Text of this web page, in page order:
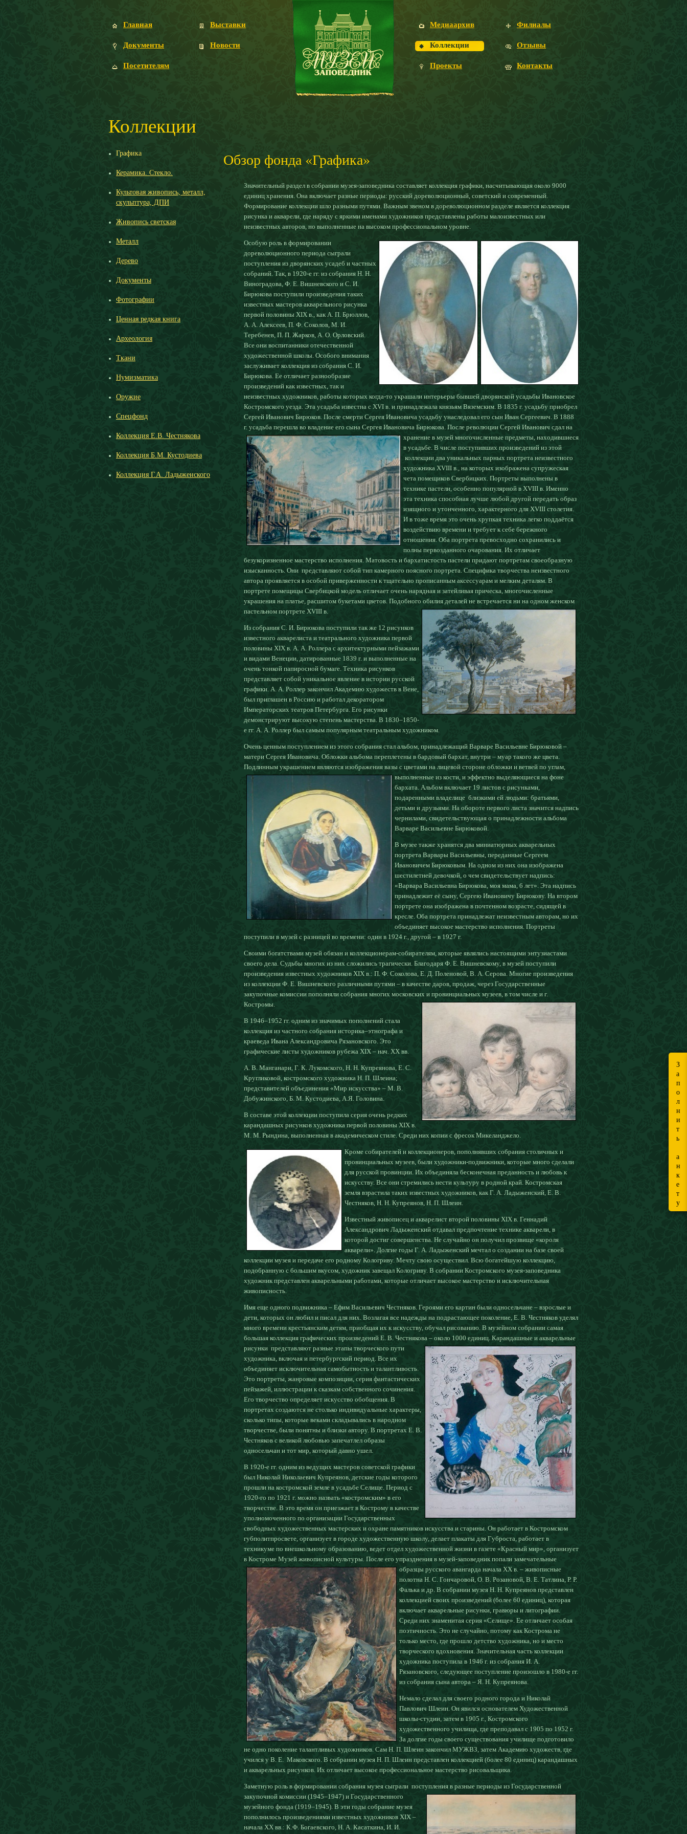
З
а
п
о
л
н
и
т
ь
а
н
к
е
т
у
Главная
Документы
Посетителям
Выставки
Новости
Медиаархив
Коллекции
Проекты
Филиалы
Отзывы
Контакты
Коллекции
Графика
Керамика. Стекло.
Культовая живопись, металл,
скульптура, ДПИ
Живопись светская
Металл
Дерево
Документы
Фотографии
Ценная редкая книга
Археология
Ткани
Нумизматика
Оружие
Спецфонд
Коллекция Е.В. Честнякова
Коллекция Б.М. Кустодиева
Коллекция Г.А. Ладыженского
Обзор фонда «Графика»
Значительный раздел в собрании музея-заповедника составляет коллекция графики, насчитывающая около 9000
единиц хранения. Она включает разные периоды: русский дореволюционный, советский и современный.
Формирование коллекции шло разными путями. Важным звеном в дореволюционном разделе является коллекция
рисунка и акварели, где наряду с яркими именами художников представлены работы малоизвестных или
неизвестных авторов, но выполненные на высоком профессиональном уровне.
Особую роль в формировании
дореволюционного периода сыграли
поступления из дворянских усадеб и частных
собраний. Так, в 1920-е гг. из собрания Н. Н.
Виноградова, Ф. Е. Вишневского и С. И.
Бирюкова поступили произведения таких
известных мастеров акварельного рисунка
первой половины XIX в., как А. П. Брюллов,
А. А. Алексеев, П. Ф. Соколов, М. И.
Теребенев, П. П. Жарков, А. О. Орловский.
Все они воспитанники отечественной
художественной школы. Особого внимания
заслуживает коллекция из собрания С. И.
Бирюкова. Ее отличает разнообразие
произведений как известных, так и
неизвестных художников, работы которых когда-то украшали интерьеры бывшей дворянской усадьбы Ивановское
Костромского уезда. Эта усадьба известна с XVI в. и принадлежала князьям Вяземским. В 1835 г. усадьбу приобрел
Сергей Иванович Бирюков. После смерти Сергея Ивановича усадьбу унаследовал его сын Иван Сергеевич. В 1888
г. усадьба перешла во владение его сына Сергея Ивановича Бирюкова. После революции Сергей Иванович сдал на
хранение в музей многочисленные предметы, находившиеся
в усадьбе. В числе поступивших произведений из этой
коллекции два уникальных парных портрета неизвестного
художника XVIII в., на которых изображена супружеская
чета помещиков Свербицких. Портреты выполнены в
технике пастели, особенно популярной в XVIII в. Именно
эта техника способная лучше любой другой передать образ
изящного и утонченного, характерного для XVIII столетия.
И в тоже время это очень хрупкая техника легко поддаётся
воздействию времени и требует к себе бережного
отношения. Оба портрета превосходно сохранились и
полны первозданного очарования. Их отличает
безукоризненное мастерство исполнения. Матовость и бархатистость пастели придают портретам своеобразную
изысканность. Они представляют собой тип камерного поясного портрета. Специфика творчества неизвестного
автора проявляется в особой приверженности к тщательно прописанным аксессуарам и мелким деталям. В
портрете помещицы Свербицкой модель отличает очень нарядная и затейливая прическа, многочисленные
украшения на платье, расшитом букетами цветов. Подобного обилия деталей не встречается ни на одном женском
пастельном портрете XVIII в.
Из собрания С. И. Бирюкова поступили так же 12 рисунков
известного акварелиста и театрального художника первой
половины XIX в. А. А. Роллера с архитектурными пейзажами
и видами Венеции, датированные 1839 г. и выполненные на
очень тонкой папиросной бумаге. Техника рисунков
представляет собой уникальное явление в истории русской
графики. А. А. Роллер закончил Академию художеств в Вене,
был приглашен в Россию и работал декоратором
Императорских театров Петербурга. Его рисунки
демонстрируют высокую степень мастерства. В 1830–1850-
е гг. А. А. Роллер был самым популярным театральным художником.
Очень ценным поступлением из этого собрания стал альбом, принадлежащий Варваре Васильевне Бирюковой –
матери Сергея Ивановича. Обложки альбома переплетены в бардовый бархат, внутри – муар такого же цвета.
Подлинным украшением являются изображения вазы с цветами на лицевой стороне обложки и ветвей по углам,
выполненные из кости, и эффектно выделяющиеся на фоне
бархата. Альбом включает 19 листов с рисунками,
подаренными владелице близкими ей людьми: братьями,
детьми и друзьями. На обороте первого листа значится надпись
чернилами, свидетельствующая о принадлежности альбома
Варваре Васильевне Бирюковой.
В музее также хранятся два миниатюрных акварельных
портрета Варвары Васильевны, переданные Сергеем
Ивановичем Бирюковым. На одном из них она изображена
шестилетней девочкой, о чем свидетельствует надпись:
«Варвара Васильевна Бирюкова, моя мама, 6 лет». Эта надпись
принадлежит её сыну, Сергею Ивановичу Бирюкову. На втором
портрете она изображена в почтенном возрасте, сидящей в
кресле. Оба портрета принадлежат неизвестным авторам, но их
объединяет высокое мастерство исполнения. Портреты
поступили в музей с разницей во времени: один в 1924 г., другой – в 1927 г.
Своими богатствами музей обязан и коллекционерам-собирателям, которые являлись настоящими энтузиастами
своего дела. Судьбы многих из них сложились трагически. Благодаря Ф. Е. Вишневскому, в музей поступили
произведения известных художников XIX в.: П. Ф. Соколова, Е. Д. Поленовой, В. А. Серова. Многие произведения
из коллекции Ф. Е. Вишневского различными путями – в качестве даров, продаж, через Государственные
закупочные комиссии пополняли собрания многих московских и провинциальных музеев, в том числе и г.
Костромы.
В 1946–1952 гг. одним из значимых пополнений стала
коллекция из частного собрания историка–этнографа и
краеведа Ивана Александровича Рязановского. Это
графические листы художников рубежа XIX – нач. XX вв.
А. В. Манганари, Г. К. Лукомского, Н. Н. Купреянова, Е. С.
Кругликовой, костромского художника Н. П. Шлеина;
представителей объединения «Мир искусства» – М. В.
Добужинского, Б. М. Кустодиева, А.Я. Головина.
В составе этой коллекции поступила серия очень редких
карандашных рисунков художника первой половины XIX в.
М. М. Рындина, выполненная в академическом стиле. Среди них копии с фресок Микеланджело.
Кроме собирателей и коллекционеров, пополнявших собрания столичных и
провинциальных музеев, были художники-подвижники, которые много сделали
для русской провинции. Их объединяла бесконечная преданность и любовь к
искусству. Все они стремились нести культуру в родной край. Костромская
земля взрастила таких известных художников, как Г. А. Ладыженский, Е. В.
Честняков, Н. Н. Купреянов, Н. П. Шлеин.
Известный живописец и акварелист второй половины XIX в. Геннадий
Александрович Ладыженский отдавал предпочтение технике акварели, в
которой достиг совершенства. Не случайно он получил прозвище «короля
акварели». Долгие годы Г. А. Ладыженский мечтал о создании на базе своей
коллекции музея и передаче его родному Кологриву. Мечту свою осуществил. Всю богатейшую коллекцию,
подобранную с большим вкусом, художник завещал Кологриву. В собрании Костромского музея-заповедника
художник представлен акварельными работами, которые отличает высокое мастерство и исключительная
живописность.
Имя еще одного подвижника – Ефим Васильевич Честняков. Героями его картин были односельчане – взрослые и
дети, которых он любил и писал для них. Возлагая все надежды на подрастающее поколение, Е. В. Честняков уделял
много времени крестьянским детям, приобщая их к искусству, обучал рисованию. В музейном собрании самая
большая коллекция графических произведений Е. В. Честнякова – около 1000 единиц. Карандашные и акварельные
рисунки представляют разные этапы творческого пути
художника, включая и петербургский период. Все их
объединяет исключительная самобытность и талантливость.
Это портреты, жанровые композиции, серия фантастических
пейзажей, иллюстрации к сказкам собственного сочинения.
Его творчество определяет искусство обобщения. В
портретах создаются не столько индивидуальные характеры,
сколько типы, которые веками складывались в народном
творчестве, были понятны и близки автору. В портретах Е. В.
Честняков с великой любовью запечатлел образы
односельчан и тот мир, который давно ушел.
В 1920-е гг. одним из ведущих мастеров советской графики
был Николай Николаевич Купреянов, детские годы которого
прошли на костромской земле в усадьбе Селище. Период с
1920-го по 1921 г. можно назвать «костромским» в его
творчестве. В это время он приезжает в Кострому в качестве
уполномоченного по организации Государственных
свободных художественных мастерских и охране памятников искусства и старины. Он работает в Костромском
губполитпросвете, организует в городе художественную школу, делает плакаты для Губроста, работает в
техникуме по внешкольному образованию, ведет отдел художественной жизни в газете «Красный мир», организует
в Костроме Музей живописной культуры. После его упразднения в музей-заповедник попали замечательные
образцы русского авангарда начала XX в. – живописные
полотна Н. С. Гончаровой, О. В. Розановой, В. Е. Татлина, Р. Р.
Фалька и др. В собрании музея Н. Н. Купреянов представлен
коллекцией своих произведений (более 60 единиц), которая
включает акварельные рисунки, гравюры и литографии.
Среди них знаменитая серия «Селище». Ее отличает особая
поэтичность. Это не случайно, потому как Кострома не
только место, где прошло детство художника, но и место
творческого вдохновения. Значительная часть коллекции
художника поступила в 1946 г. из собрания И. А.
Рязановского, следующее поступление произошло в 1980-е гг.
из собрания сына автора – Я. Н. Купреянова.
Немало сделал для своего родного города и Николай
Павлович Шлеин. Он явился основателем Художественной
школы-студии, затем в 1905 г., Костромского
художественного училища, где преподавал с 1905 по 1952 г.
За долгие годы своего существования училище подготовило
не одно поколение талантливых художников. Сам Н. П. Шлеин закончил МУЖВЗ, затем Академию художеств, где
учился у В. Е. Маковского. В собрании музея Н. П. Шлеин представлен коллекцией (более 80 единиц) карандашных
и акварельных рисунков. Их отличает высокое профессиональное мастерство рисовальщика.
Заметную роль в формировании собрания музея сыграли поступления в разные периоды из Государственной
закупочной комиссии (1945–1947) и Государственного
музейного фонда (1919–1945). В эти годы собрание музея
пополнилось произведениями известных художников XIX –
начала XX вв.: К.Ф. Богаевского, Н. А. Касаткина, И. И.